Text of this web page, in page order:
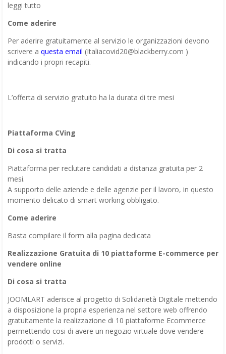
leggi tutto
Come aderire
Per aderire gratuitamente al servizio le organizzazioni devono
scrivere a questa email (Italiacovid20@blackberry.com )
indicando i propri recapiti.
L’offerta di servizio gratuito ha la durata di tre mesi
Piattaforma CVing
Di cosa si tratta
Piattaforma per reclutare candidati a distanza gratuita per 2
mesi.
A supporto delle aziende e delle agenzie per il lavoro, in questo
momento delicato di smart working obbligato.
Come aderire
Basta compilare il form alla pagina dedicata
Realizzazione Gratuita di 10 piattaforme E-commerce per
vendere online
Di cosa si tratta
JOOMLART aderisce al progetto di Solidarietà Digitale mettendo
a disposizione la propria esperienza nel settore web offrendo
gratuitamente la realizzazione di 10 piattaforme Ecommerce
permettendo cosi di avere un negozio virtuale dove vendere
prodotti o servizi.